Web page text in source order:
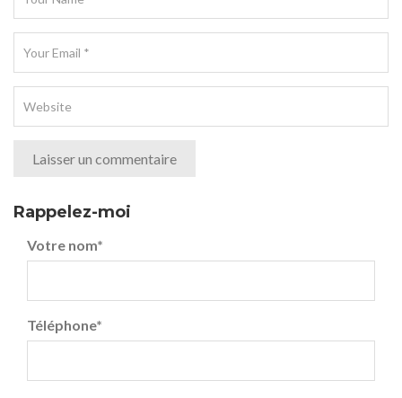
Rappelez-moi
Votre nom*
Téléphone*